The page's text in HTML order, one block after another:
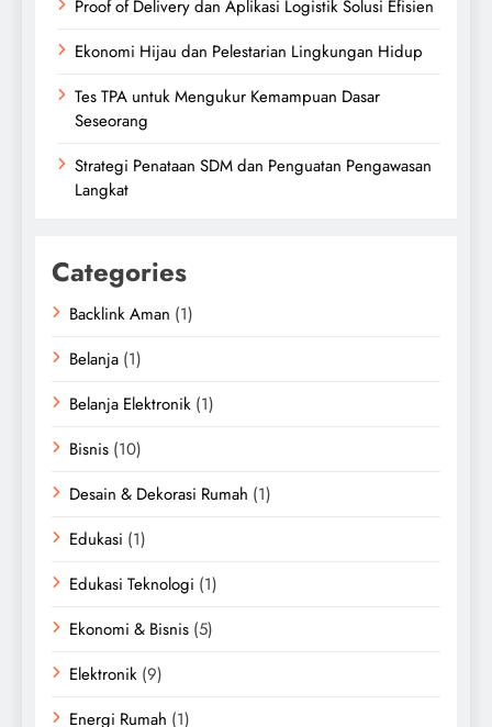
Proof of Delivery dan Aplikasi Logistik Solusi Efisien
Ekonomi Hijau dan Pelestarian Lingkungan Hidup
Tes TPA untuk Mengukur Kemampuan Dasar
Seseorang
Strategi Penataan SDM dan Penguatan Pengawasan
Langkat
Categories
Backlink Aman (1)
Belanja (1)
Belanja Elektronik (1)
Bisnis (10)
Desain & Dekorasi Rumah (1)
Edukasi (1)
Edukasi Teknologi (1)
Ekonomi & Bisnis (5)
Elektronik (9)
Energi Rumah (1)